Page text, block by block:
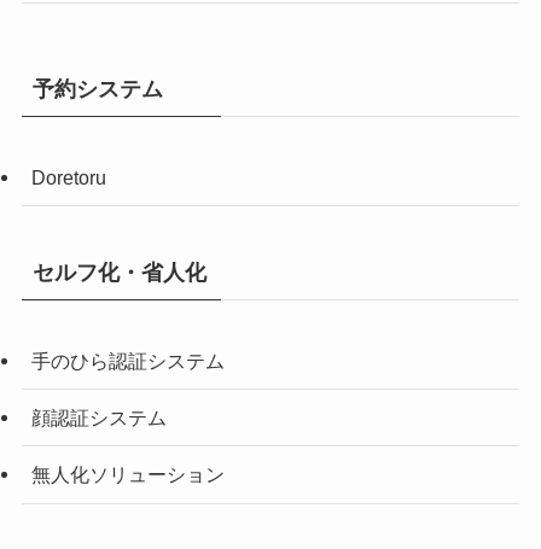
予約システム
Doretoru
セルフ化・省人化
手のひら認証システム
顔認証システム
無人化ソリューション